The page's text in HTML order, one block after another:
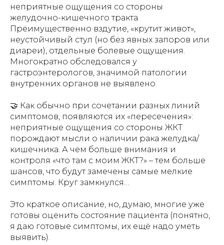
неприятные ощущения со стороны
желудочно-кишечного тракта.
Преимущественно вздутие, «крутит живот»,
неустойчивый стул (но без явных запоров или
диареи), отдельные болевые ощущения.
Многократно обследовался у
гастроэнтерологов, значимой патологии
внутренних органов не выявлено.
🤝 Как обычно при сочетании разных линий
симптомов, появляются их «пересечения»:
неприятные ощущения со стороны ЖКТ
порождают мысли о наличии рака желудка/
кишечника. А чем больше внимания и
контроля «что там с моим ЖКТ?» – тем больше
шансов, что будут замечены самые мелкие
симптомы. Круг замкнулся…
Это краткое описание, но, думаю, многие уже
готовы оценить состояние пациента (понятно,
я даю готовые симптомы, их ещё надо уметь
выявить).